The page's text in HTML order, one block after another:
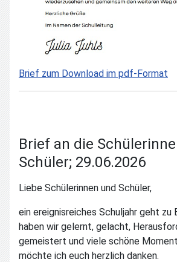
Brief zum Download im pdf-Format
Brief an die
Schüler; 29.06.2026
Liebe Schülerinnen und Schüler,
ein ereignisreiches Schuljahr geht zu
haben wir gelernt, gelacht,
gemeistert und viele schöne
möchte ich euch herzlich danken.